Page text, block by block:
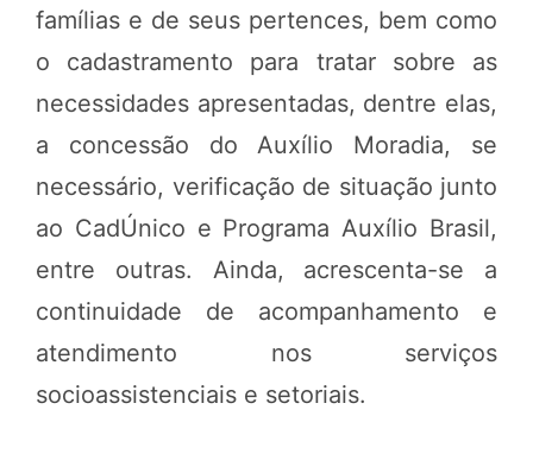
famílias e de seus pertences, bem como
o cadastramento para tratar sobre as
necessidades apresentadas, dentre elas,
a concessão do Auxílio Moradia, se
necessário, verificação de situação junto
ao CadÚnico e Programa Auxílio Brasil,
entre outras. Ainda, acrescenta-se a
continuidade de acompanhamento e
atendimento nos serviços
socioassistenciais e setoriais.